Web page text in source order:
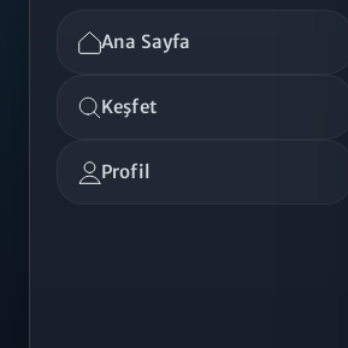
Ana Sayfa
Keşfet
Profil